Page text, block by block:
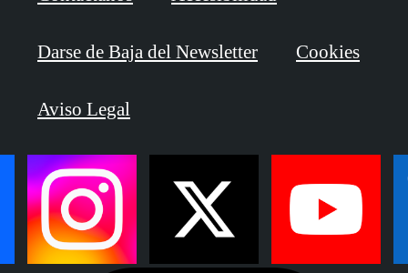
Darse de Baja del Newsletter Cookies
Aviso Legal